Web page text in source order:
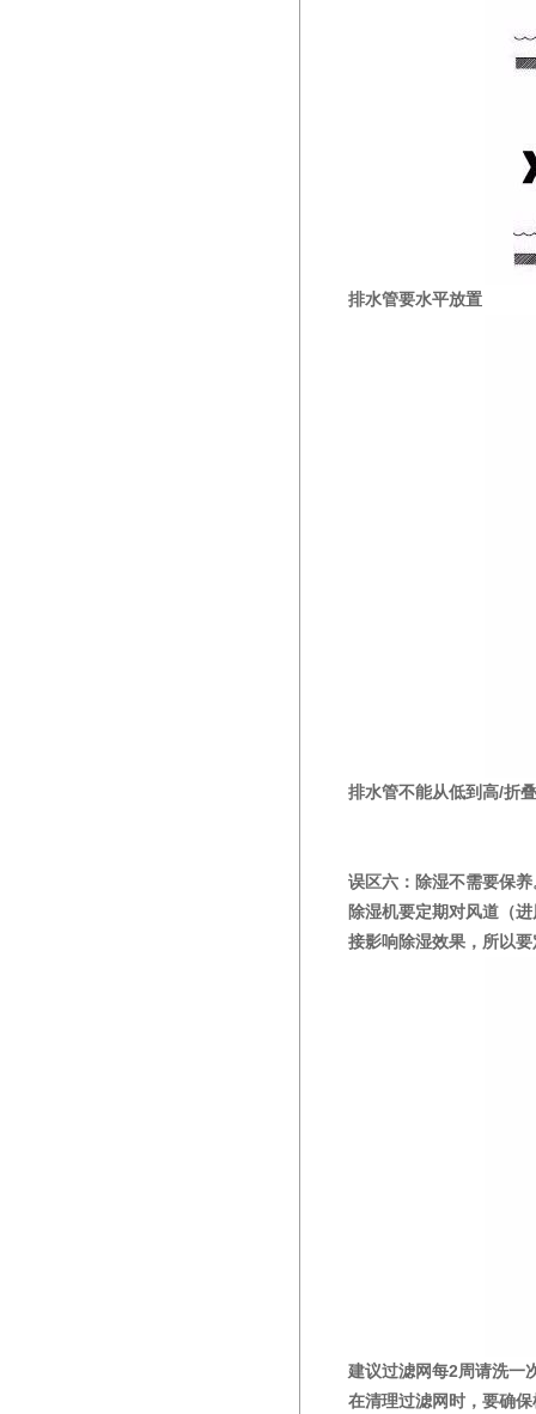
排水管要水平放置
排水管不能从低到高/折叠
误区六：除湿不需要保养
除湿机要定期对风道（
接影响除湿效果，所以
建议过滤网每2周请洗一
在清理过滤网时，要确